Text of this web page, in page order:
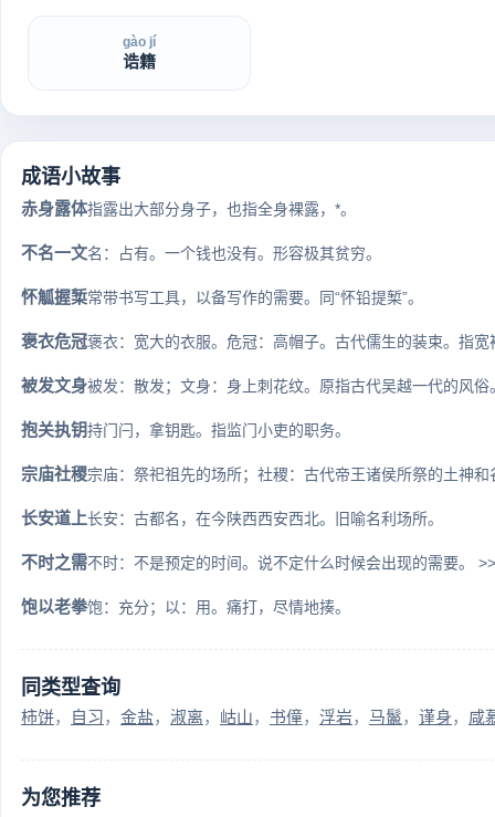
gào jí
诰籍
成语小故事
赤身露体指露出大部分身子，也指全身裸露，*。
不名一文名：占有。一个钱也没有。形容极其贫穷。
怀觚握椠常带书写工具，以备写作的需要。同“怀铅提椠”。
褒衣危冠褒衣：宽大的衣服。危冠：高帽子。古代儒生的装束。指宽
被发文身被发：散发；文身：身上刺花纹。原指古代吴越一代的风
抱关执钥持门闩，拿钥匙。指监门小吏的职务。
宗庙社稷宗庙：祭祀祖先的场所；社稷：古代帝王诸侯所祭的土神
长安道上长安：古都名，在今陕西西安西北。旧喻名利场所。
不时之需不时：不是预定的时间。说不定什么时候会出现的需要。
饱以老拳饱：充分；以：用。痛打，尽情地揍。
同类型查询
柿饼 自习 金盐 淑离 岵山 书僮 浮岩 马鬣 谨身 咸
为您推荐